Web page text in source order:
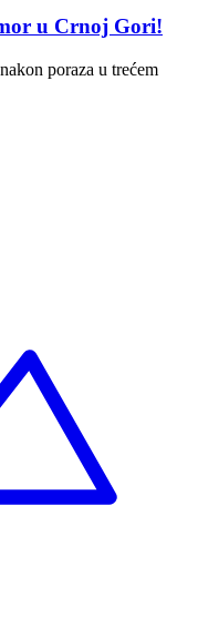
u Crnoj Gori!
poraza u trećem